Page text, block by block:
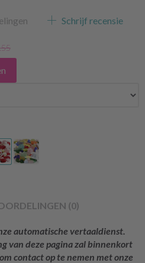
Schrijf recensie
(0)
automatische vertaaldienst.
van deze pagina zal binnenkort
contact op te nemen met onze